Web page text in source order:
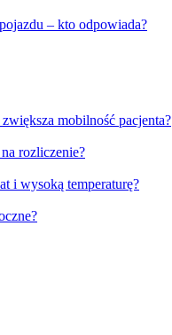
– kto odpowiada?
mobilność pacjenta?
rozliczenie?
i wysoką temperaturę?